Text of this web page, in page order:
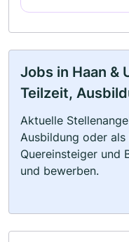
Jobs in Haan &
Teilzeit,
Aktuelle
Ausbildung oder
Quereinsteiger und
und bewerben.